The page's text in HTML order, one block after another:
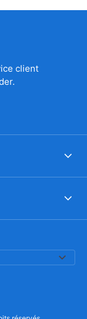
client